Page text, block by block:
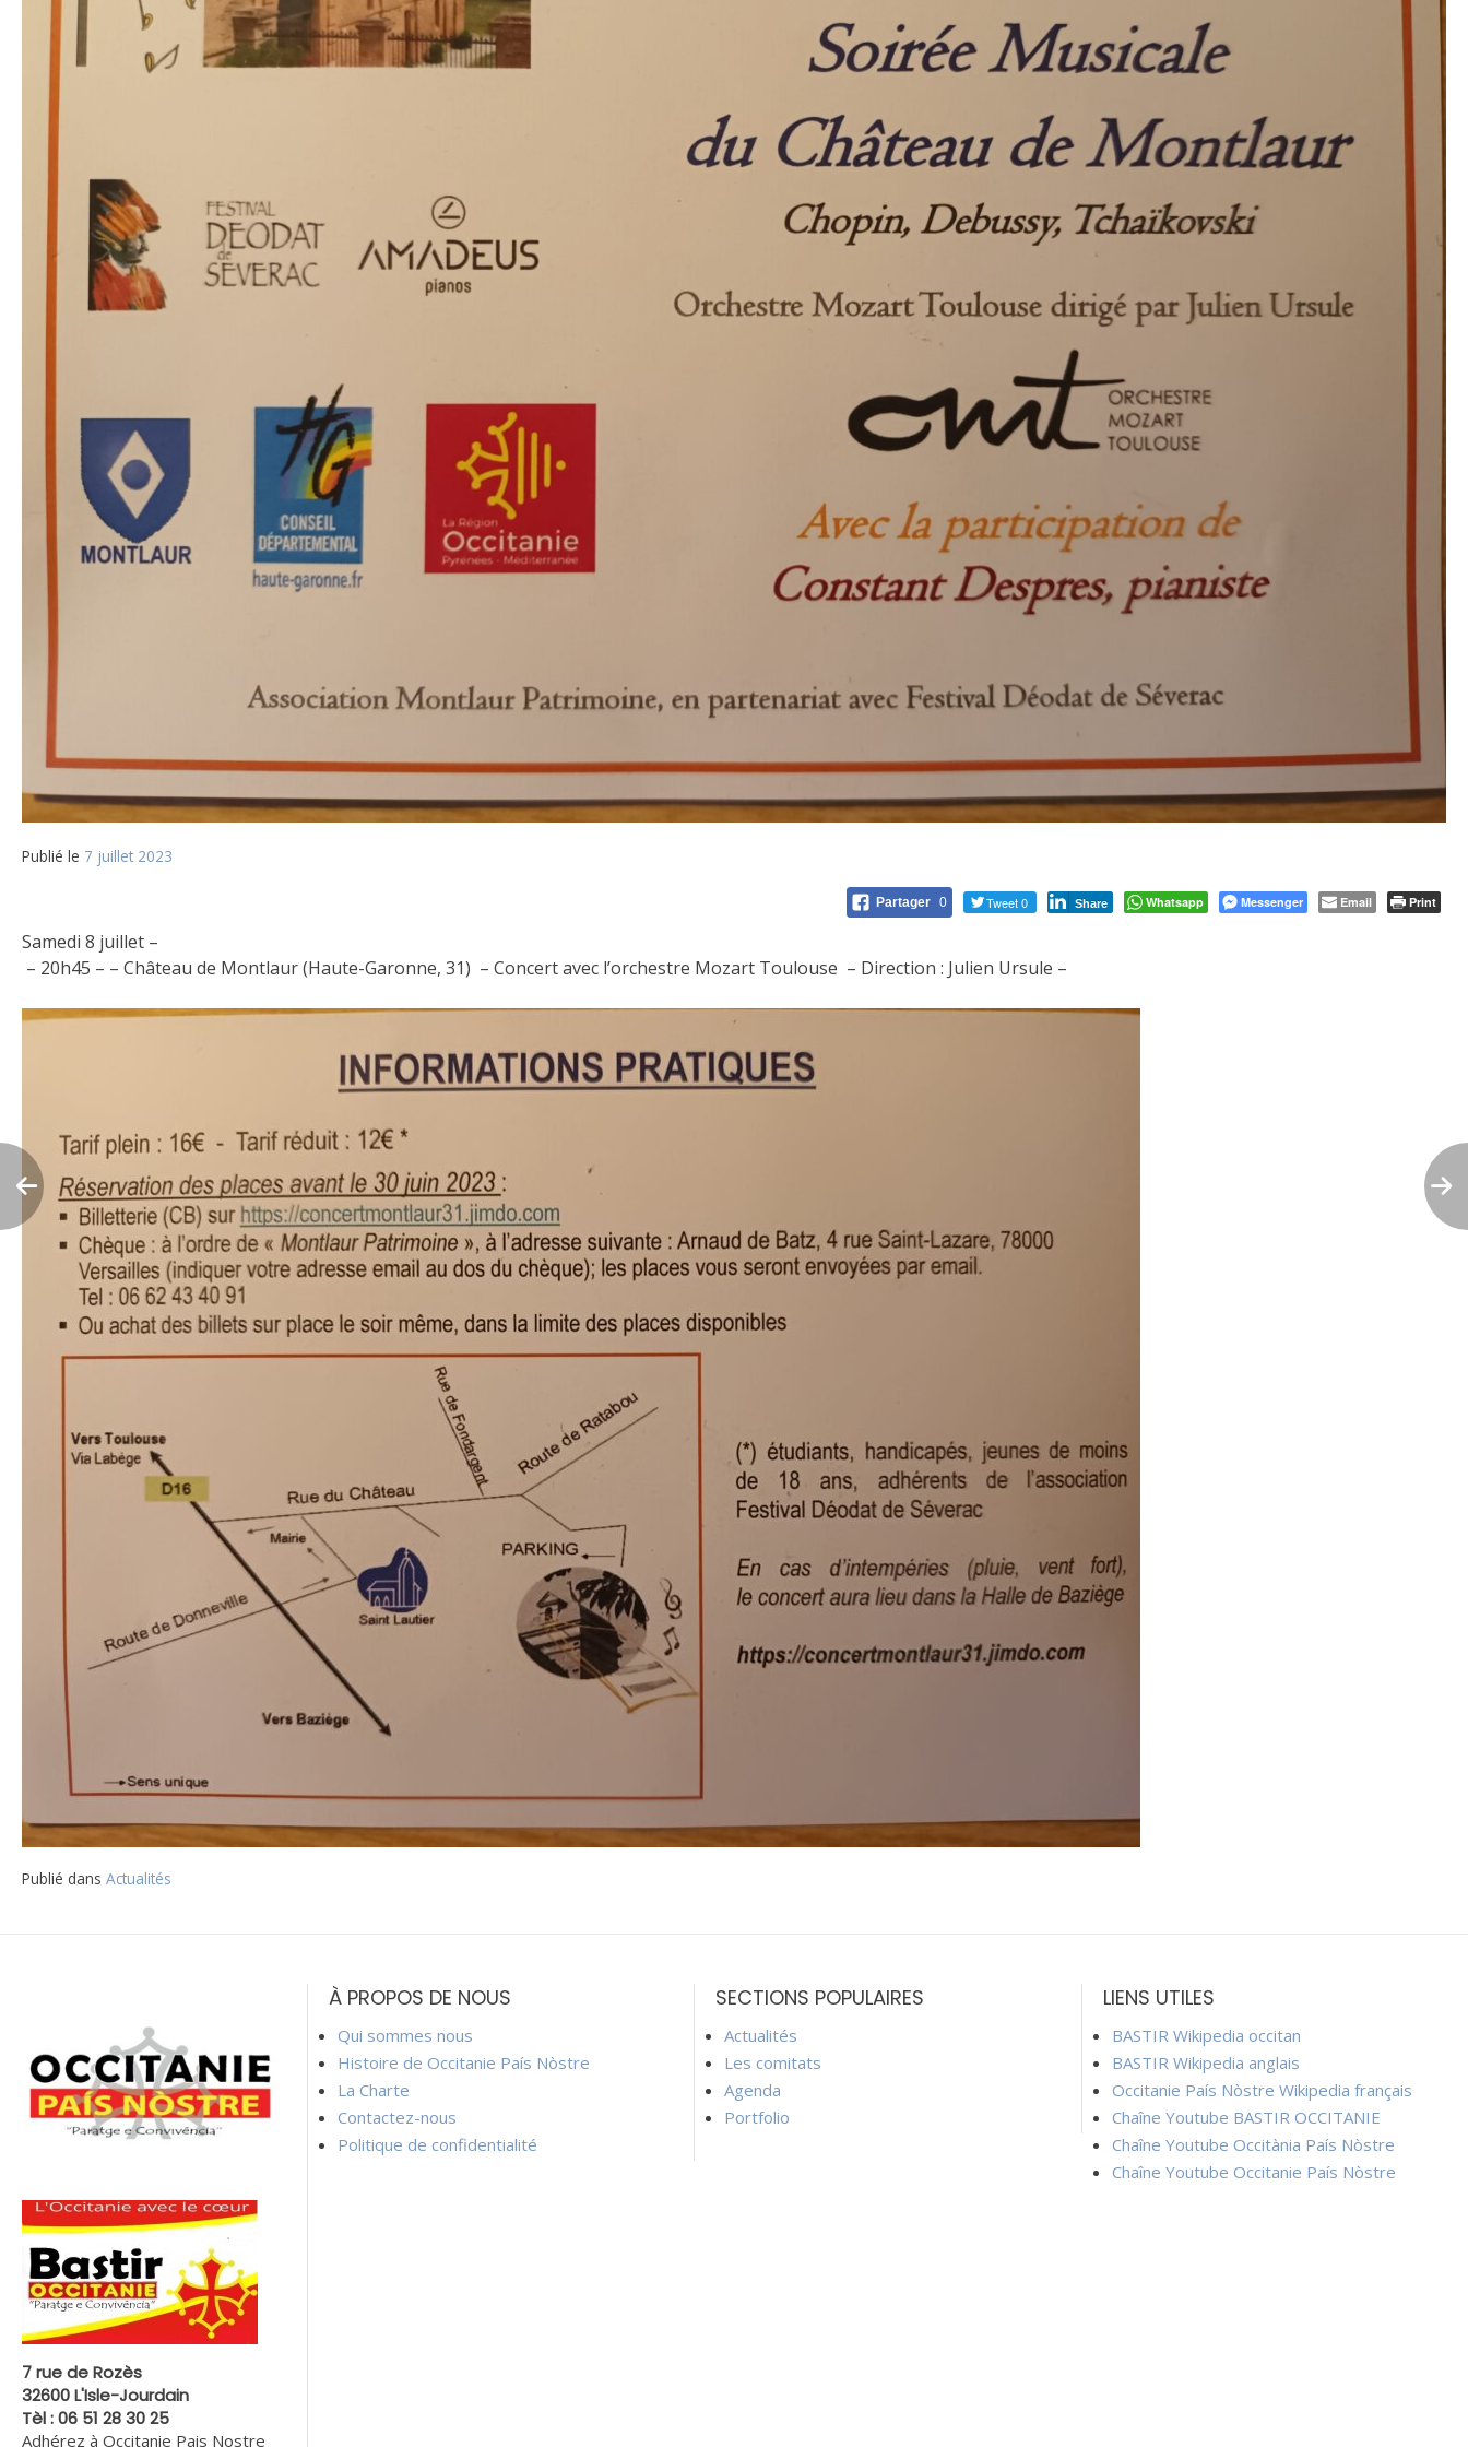
Publié le 7 juillet 2023
Partager 0 Tweet 0 Share Whatsapp Messenger Email Print
Samedi 8 juillet –
– 20h45 – – Château de Montlaur (Haute-Garonne, 31) – Concert avec l’orchestre Mozart Toulouse – Direction : Julien Ursule –
Publié dans Actualités
l’article
7 rue de Rozès
32600 L'Isle-Jourdain
Tèl : 06 51 28 30 25
Adhérez à Occitanie Pais Nostre
À PROPOS DE NOUS
Qui sommes nous
Histoire de Occitanie País Nòstre
La Charte
Contactez-nous
Politique de confidentialité
SECTIONS POPULAIRES
Actualités
Les comitats
Agenda
Portfolio
LIENS UTILES
BASTIR Wikipedia occitan
BASTIR Wikipedia anglais
Occitanie País Nòstre Wikipedia français
Chaîne Youtube BASTIR OCCITANIE
Chaîne Youtube Occitània País Nòstre
Chaîne Youtube Occitanie País Nòstre